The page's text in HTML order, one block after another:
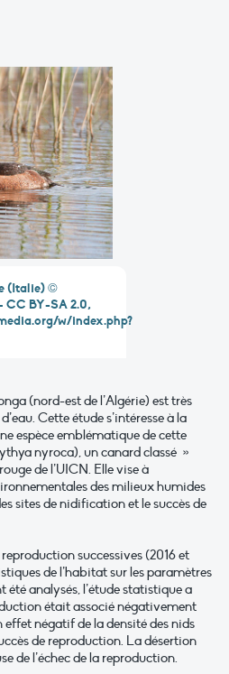
(Italie) ©
CC BY-SA 2.0,
w/index.php?
(nord-est de l’Algérie) est très
Cette étude s’intéresse à la
espèce emblématique de cette
nyroca), un canard classé »
de l’UICN. Elle vise à
des milieux humides
sites de nidification et le succès de
successives (2016 et
de l’habitat sur les paramètres
analysés, l’étude statistique a
était associé négativement
négatif de la densité des nids
de reproduction. La désertion
de l’échec de la reproduction.